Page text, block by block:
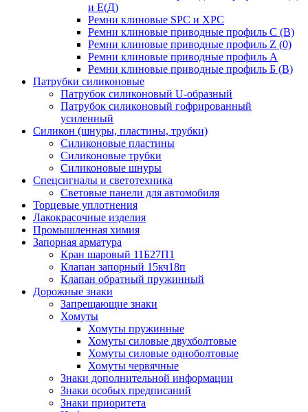
и Е(Д)
Ремни клиновые SPC и XPC
Ремни клиновые приводные профиль C (В)
Ремни клиновые приводные профиль Z (0)
Ремни клиновые приводные профиль А
Ремни клиновые приводные профиль Б (B)
Патрубки силиконовые
Патрубок силиконовый U-образный
Патрубок силиконовый гофрированный
усиленный
Силикон (шнуры, пластины, трубки)
Силиконовые пластины
Силиконовые трубки
Силиконовые шнуры
Спецсигналы и светотехника
Световые панели для автомобиля
Торцевые уплотнения
Лакокрасочные изделия
Промышленная химия
Запорная арматура
Кран шаровый 11Б27П1
Клапан запорный 15кч18п
Клапан обратный пружинный
Дорожные знаки
Запрещающие знаки
Хомуты
Хомуты пружинные
Хомуты силовые двухболтовые
Хомуты силовые одноболтовые
Хомуты червячные
Знаки дополнительной информации
Знаки особых предписаний
Знаки приоритета